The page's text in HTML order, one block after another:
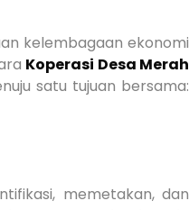
kelembagaan ekonomi
Koperasi Desa Merah
satu tujuan bersama:
memetakan, dan